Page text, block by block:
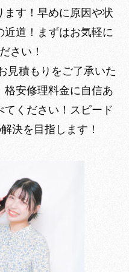
す！ 早めに原因や状
道！まずはお気軽に
さい！
見積もりをご了承いた
格安修理料金に自信あ
ください！ スピード
決を目指します！